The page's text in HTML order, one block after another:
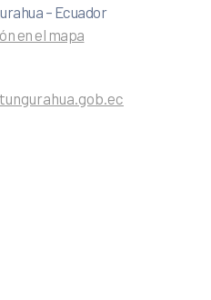
– Ecuador
en el mapa